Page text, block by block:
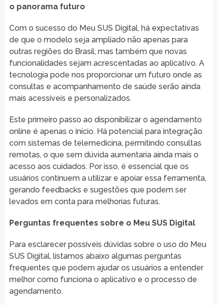
o panorama futuro
Com o sucesso do Meu SUS Digital, há expectativas
de que o modelo seja ampliado não apenas para
outras regiões do Brasil, mas também que novas
funcionalidades sejam acrescentadas ao aplicativo. A
tecnologia pode nos proporcionar um futuro onde as
consultas e acompanhamento de saúde serão ainda
mais acessíveis e personalizados.
Este primeiro passo ao disponibilizar o agendamento
online é apenas o início. Há potencial para integração
com sistemas de telemedicina, permitindo consultas
remotas, o que sem dúvida aumentaria ainda mais o
acesso aos cuidados. Por isso, é essencial que os
usuários continuem a utilizar e apoiar essa ferramenta,
gerando feedbacks e sugestões que podem ser
levados em conta para melhorias futuras.
Perguntas frequentes sobre o Meu SUS Digital
Para esclarecer possíveis dúvidas sobre o uso do Meu
SUS Digital, listamos abaixo algumas perguntas
frequentes que podem ajudar os usuários a entender
melhor como funciona o aplicativo e o processo de
agendamento.